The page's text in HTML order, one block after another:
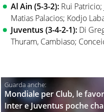
Al Ain (5-3-2): Rui Patricio;
Matias Palacios; Kodjo
Juventus (3-4-2-1): Di
Thuram, Cambiaso;
Mondiale per Club, le
Inter e Juventus poche